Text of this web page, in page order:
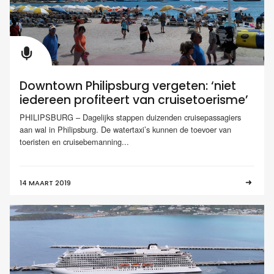
Downtown Philipsburg vergeten: ‘niet
iedereen profiteert van cruisetoerisme’
PHILIPSBURG – Dagelijks stappen duizenden cruisepassagiers
aan wal in Philipsburg. De watertaxi’s kunnen de toevoer van
toeristen en cruisebemanning...
14 MAART 2019